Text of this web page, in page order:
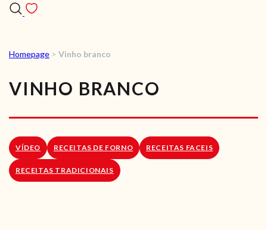
VÍDEOS
RECEITAS VEGGIE
SOBRE NÓS
LOJA ONLINE
Homepage > Vinho branco
VINHO BRANCO
VÍDEO RECEITAS DE FORNO RECEITAS FACEIS
RECEITAS TRADICIONAIS